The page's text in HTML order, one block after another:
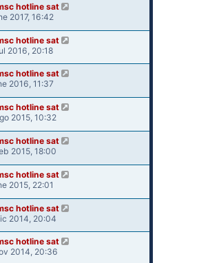
hotline sat
2017, 16:42
hotline sat
2016, 20:18
hotline sat
2016, 11:37
hotline sat
2015, 10:32
hotline sat
2015, 18:00
hotline sat
2015, 22:01
hotline sat
2014, 20:04
hotline sat
2014, 20:36